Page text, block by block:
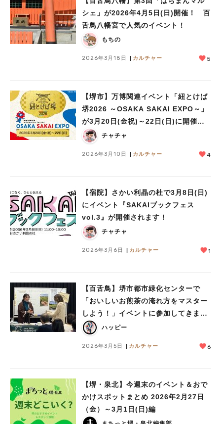
シェ」が2026年4月5日(日)開催！ 百
舌鳥八幡宮で人気のイベント！
もちの
2026年3月18日 カルチャー 5
【堺市】万博関連イベント「紐とけば
堺2026 ～OSAKA SAKAI EXPO～」
が3月20日(金祝)～22日(日)に開催！
スタンプラリーは3月31日まで実施中
チャチャ
2026年3月10日 カルチャー 4
【宿院】さかい利晶の杜で3月8日(日)
にイベント『SAKAIブックフェス
vol.3』が開催されます！
チャチャ
2026年3月6日 カルチャー 1
【百舌鳥】堺市都市緑化センターで
「おいしいお煎茶の淹れ方をマスター
しよう！」イベントに参加してきまし
た～♡ハッピー
2026年3月5日 カルチャー 6
【堺・泉北】今週末のイベント＆おで
かけスポットまとめ 2026年2月27日
（金）～3月1日(日)編